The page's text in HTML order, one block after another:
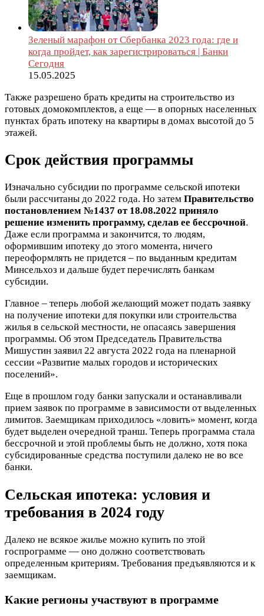
Зеленый марафон от Сбербанка 2023 года: где и
когда пройдет, как зарегистрироваться | Банки
Сегодня
15.05.2025
Также разрешено брать кредиты на строительство из
готовых домокомплектов, а еще — в опорных населенных
пунктах брать ипотеку на квартиры в домах высотой до 5
этажей.
Срок действия программы
Изначально субсидии по программе сельской ипотеки
были рассчитаны до 2022 года. Но затем Правительство
постановлением №1437 от 18.08.2022 приняло
решение изменить программу, сделав ее бессрочной.
Даже если программа и закончится, то людям,
оформившим ипотеку до этого момента, ничего
переоформлять не придется – по выданным кредитам
Минсельхоз и дальше будет перечислять банкам
субсидии.
Главное – теперь любой желающий может подать заявку
на получение ипотеки для покупки или строительства
жилья в сельской местности, не опасаясь завершения
программы. Об этом Председатель Правительства
Мишустин заявил 22 августа 2022 года на пленарной
сессии «Развитие малых городов и исторических
поселений».
Еще в прошлом году банки запускали и останавливали
прием заявок по программе в зависимости от выделенных
лимитов. Заемщикам приходилось «ловить» момент, когда
будет выделен очередной транш. Теперь программа стала
бессрочной и этой проблемы быть не должно, хотя пока
субсидированные средства поступили далеко не во все
банки.
Сельская ипотека: условия и
требования в 2024 году
Далеко не всякое жилье можно купить по этой
госпрограмме — оно должно соответствовать
определенным критериям. Требования предъявляются и к
заемщикам.
Какие регионы участвуют в программе